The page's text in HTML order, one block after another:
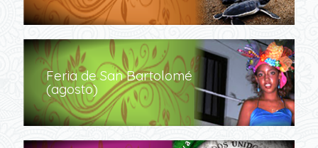
Feria de San Bartolomé
(agosto)